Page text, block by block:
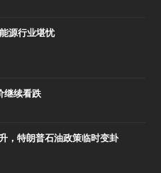
源行业堪忧
继续看跌
，特朗普石油政策临时变卦